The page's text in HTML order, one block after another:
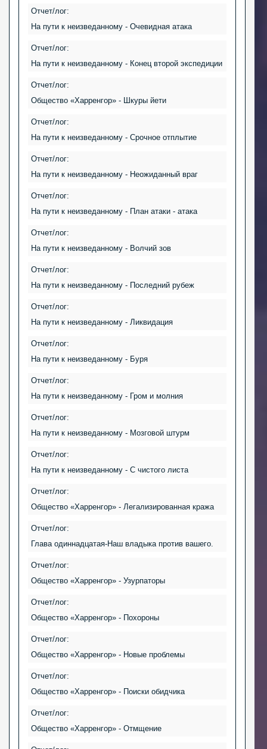
Отчет/лог:
На пути к неизведанному - Очевидная атака
Отчет/лог:
На пути к неизведанному - Конец второй экспедиции
Отчет/лог:
Общество «Харренгор» - Шкуры йети
Отчет/лог:
На пути к неизведанному - Срочное отплытие
Отчет/лог:
На пути к неизведанному - Неожиданный враг
Отчет/лог:
На пути к неизведанному - План атаки - атака
Отчет/лог:
На пути к неизведанному - Волчий зов
Отчет/лог:
На пути к неизведанному - Последний рубеж
Отчет/лог:
На пути к неизведанному - Ликвидация
Отчет/лог:
На пути к неизведанному - Буря
Отчет/лог:
На пути к неизведанному - Гром и молния
Отчет/лог:
На пути к неизведанному - Мозговой штурм
Отчет/лог:
На пути к неизведанному - С чистого листа
Отчет/лог:
Общество «Харренгор» - Легализированная кража
Отчет/лог:
Глава одиннадцатая-Наш владыка против вашего.
Отчет/лог:
Общество «Харренгор» - Узурпаторы
Отчет/лог:
Общество «Харренгор» - Похороны
Отчет/лог:
Общество «Харренгор» - Новые проблемы
Отчет/лог:
Общество «Харренгор» - Поиски обидчика
Отчет/лог:
Общество «Харренгор» - Отмщение